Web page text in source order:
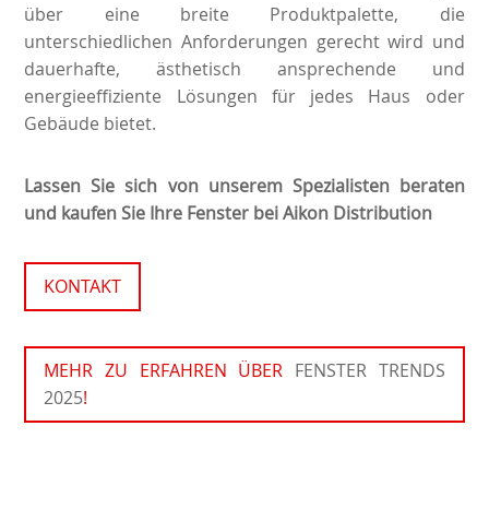
über eine breite Produktpalette, die
unterschiedlichen Anforderungen gerecht wird und
dauerhafte, ästhetisch ansprechende und
energieeffiziente Lösungen für jedes Haus oder
Gebäude bietet.
Lassen Sie sich von unserem Spezialisten beraten
und kaufen Sie Ihre Fenster bei Aikon Distribution
KONTAKT
MEHR ZU ERFAHREN ÜBER FENSTER TRENDS
2025!